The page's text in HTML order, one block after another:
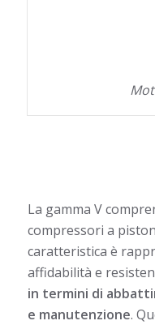
La gamma V
compressori a
caratteristica è
affidabilità e
in termini di
e manutenzione.